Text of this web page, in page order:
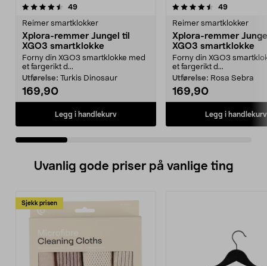
49anmeldelser
Reimer smartklokker
Xplora-remmer Jungel til
XGO3 smartklokke
Forny din XGO3 smartklokke med
et fargerikt d...
Utførelse: Turkis Dinosaur
169,90
Legg i handlekurv
4.5 av 5 stjerner 49
Reimer smartklokker
Xplora-remmer
XGO3 smartklokke
Forny din XGO3
et fargerikt d...
Utførelse: Rosa Sebra
169,90
Legg i handlekurv
4.5 av 5 stjerner
Uvanlig gode priser på vanlige ting
Sjekk prisen